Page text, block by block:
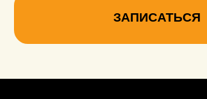
ЗАПИСАТЬСЯ